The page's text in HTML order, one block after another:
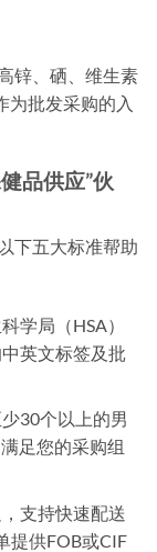
锌、硒、维生素
为批发采购的入
品供应”伙
下五大标准帮助
学局（HSA）
英文标签及批
30个以上的男
足您的采购组
支持快速配送
提供FOB或CIF